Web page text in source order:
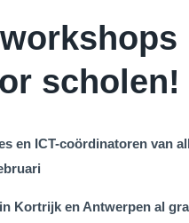
scholen!
en ICT-coördinatoren van
Kortrijk en Antwerpen al